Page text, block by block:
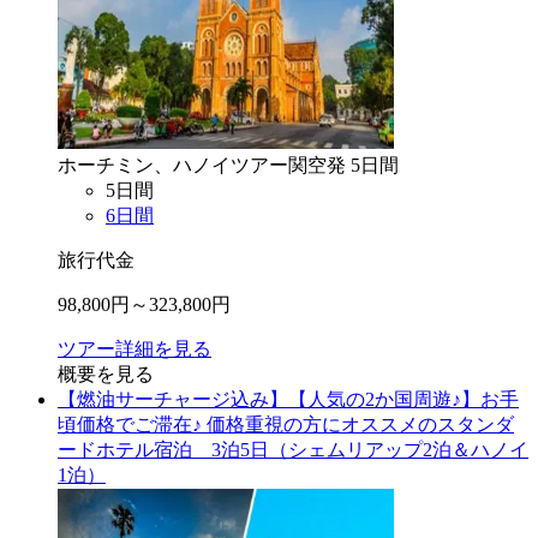
ホーチミン、ハノイ ツアー関空発 5日間
5日間
6日間
旅行代金
98,800円～323,800円
ツアー詳細を見る
概要を見る
【燃油サーチャージ込み】【人気の2か国周遊♪】お手
頃価格でご滞在♪ 価格重視の方にオススメのスタンダ
ードホテル宿泊 3泊5日（シェムリアップ2泊＆ハノイ
1泊）